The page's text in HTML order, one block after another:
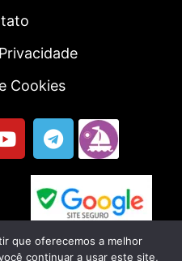
Cookies
| Todos os direitos
que oferecemos a melhor
continuar a usar este site,